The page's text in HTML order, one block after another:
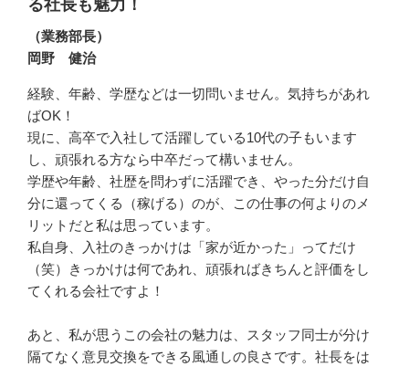
る社長も魅力！
（業務部長）
岡野 健治
経験、年齢、学歴などは一切問いません。気持ちがあれ
ばOK！
現に、高卒で入社して活躍している10代の子もいます
し、頑張れる方なら中卒だって構いません。
学歴や年齢、社歴を問わずに活躍でき、やった分だけ自
分に還ってくる（稼げる）のが、この仕事の何よりのメ
リットだと私は思っています。
私自身、入社のきっかけは「家が近かった」ってだけ
（笑）きっかけは何であれ、頑張ればきちんと評価をし
てくれる会社ですよ！
あと、私が思うこの会社の魅力は、スタッフ同士が分け
隔てなく意見交換をできる風通しの良さです。社長をは